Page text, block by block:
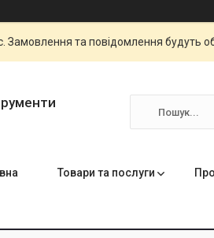
Замовлення та повідомлення будуть
Товари та послуги